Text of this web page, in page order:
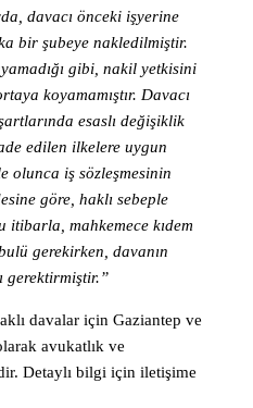
davacı önceki işyerine
bir şubeye nakledilmiştir.
gibi, nakil yetkisini
koyamamıştır. Davacı
esaslı değişiklik
edilen ilkelere uygun
olunca iş sözleşmesinin
göre, haklı sebeple
mahkemece kıdem
gerekirken, davanın
gerektirmiştir.”
davalar için Gaziantep ve
avukatlık ve
Detaylı bilgi için iletişime